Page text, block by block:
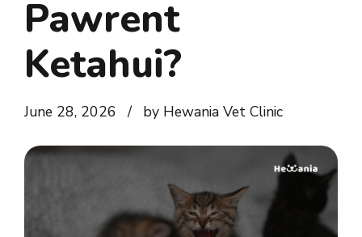
Pawrent
Ketahui?
June 28, 2026 by Hewania Vet Clinic